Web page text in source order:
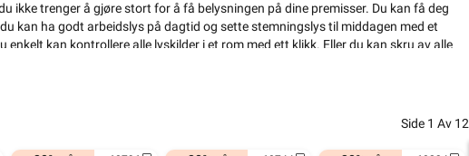
Zigbee LED Pære 5,2W
Philips Hue W E27 Filament Lyskilde
ikke trenger å gjøre stort for å få belysningen på dine premisser. Du kan få deg
kan ha godt arbeidslys på dagtid og sette stemningslys til middagen med et
kan kontrollere alle lyskilder i et rom med ett klikk. Eller du kan skru av alle
er ikke alene. Sett lysene dine til å hjelpe med oppvekkingen. Da våkner
Til de av oss med ungdom i huset er dette en innertier.
Side 1 Av 12